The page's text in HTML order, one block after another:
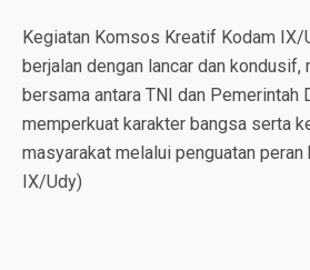
Kegiatan Komsos Kreatif Kodam IX/
berjalan dengan lancar dan kondusif,
bersama antara TNI dan Pemerintah
memperkuat karakter bangsa serta
masyarakat melalui penguatan
IX/Udy)